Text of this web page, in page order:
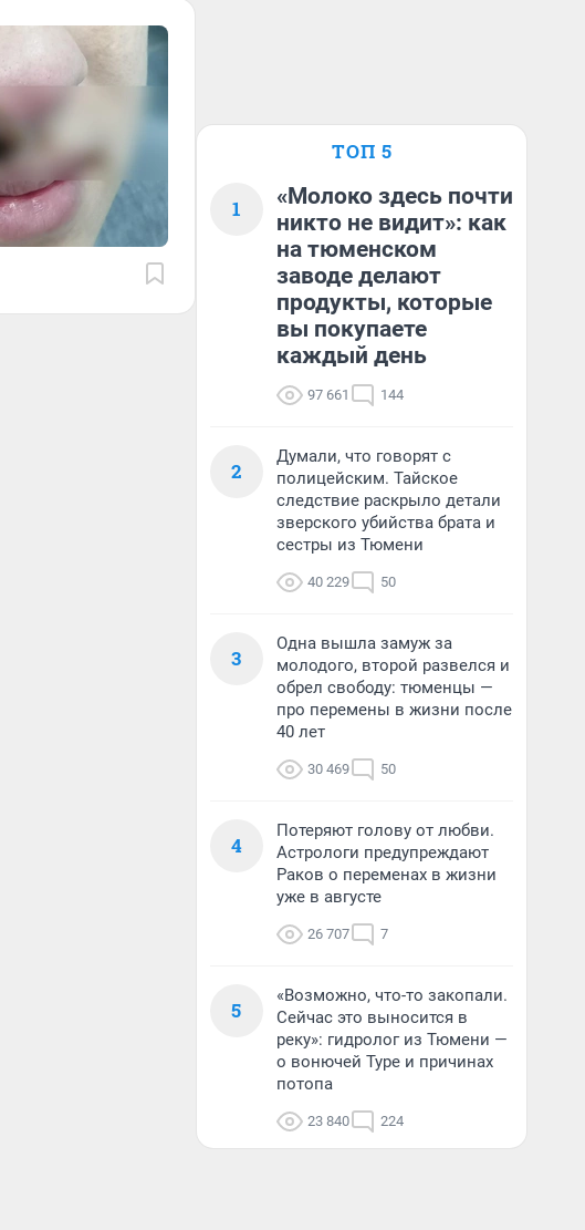
ТОП 5
1
«Молоко здесь почти
никто не видит»: как
на тюменском
заводе делают
продукты, которые
вы покупаете
каждый день
97 661 144
2
Думали, что говорят с
полицейским. Тайское
следствие раскрыло детали
зверского убийства брата и
сестры из Тюмени
40 229 50
3
Одна вышла замуж за
молодого, второй развелся и
обрел свободу: тюменцы —
про перемены в жизни после
40 лет
30 469 50
4
Потеряют голову от любви.
Астрологи предупреждают
Раков о переменах в жизни
уже в августе
26 707 7
5
«Возможно, что-то закопали.
Сейчас это выносится в
реку»: гидролог из Тюмени —
о вонючей Туре и причинах
потопа
23 840 224